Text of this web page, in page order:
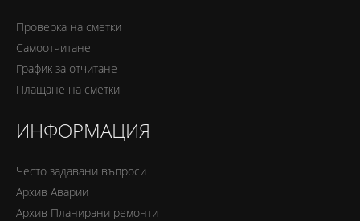
Проверка на сметки
Самоотчитане
График за отчитане
Плащане на сметки
ИНФОРМАЦИЯ
Често задавани въпроси
Архив Аварии
Архив Планирани ремонти